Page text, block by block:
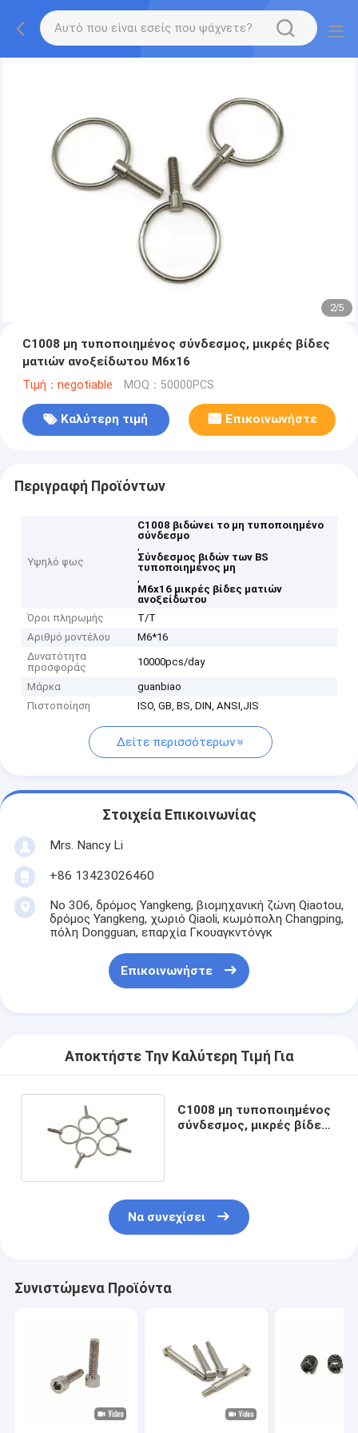
2/5
C1008 μη τυποποιημένος σύνδεσμος, μικρές βίδες
ματιών ανοξείδωτου M6x16
Τιμή：negotiable MOQ：50000PCS
Καλύτερη τιμή Επικοινωνήστε
Περιγραφή Προϊόντων
Υψηλό φως
C1008 βιδώνει το μη τυποποιημένο
σύνδεσμο
,
Σύνδεσμος βιδών των BS
τυποποιημένος μη
,
M6x16 μικρές βίδες ματιών
ανοξείδωτου
Όροι πληρωμής
T/T
Αριθμό μοντέλου
M6*16
Δυνατότητα
προσφοράς
10000pcs/day
Μάρκα
guanbiao
Πιστοποίηση
ISO, GB, BS, DIN, ANSI,JIS
Δείτε περισσότερων
Στοιχεία Επικοινωνίας
Mrs. Nancy Li
+86 13423026460
Νο 306, δρόμος Yangkeng, βιομηχανική ζώνη Qiaotou,
δρόμος Yangkeng, χωριό Qiaoli, κωμόπολη Changping,
πόλη Dongguan, επαρχία Γκουαγκντόνγκ
Επικοινωνήστε
Αποκτήστε Την Καλύτερη Τιμή Για
C1008 μη τυποποιημένος
σύνδεσμος, μικρές βίδες
Να συνεχίσει
Συνιστώμενα Προϊόντα